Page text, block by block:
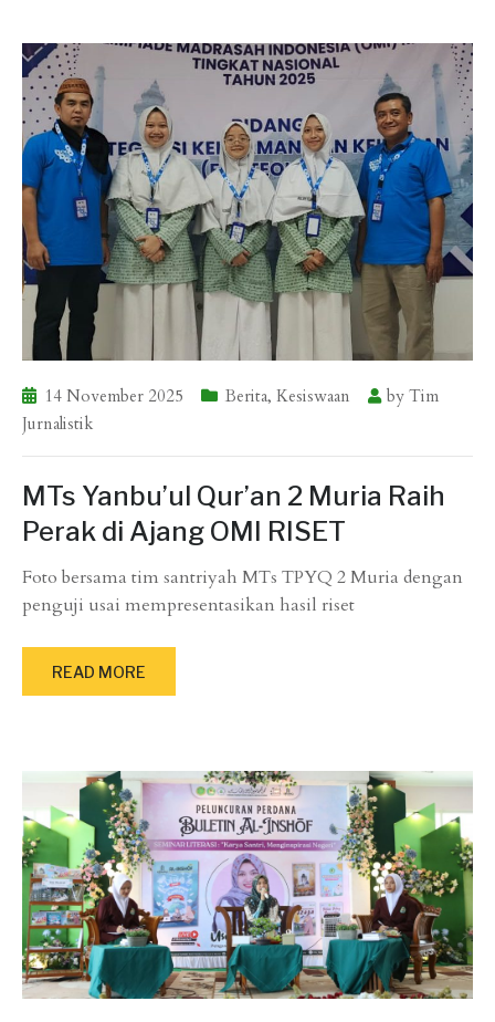
14 November 2025 Berita, Kesiswaan by Tim
Jurnalistik
MTs Yanbu’ul Qur’an 2 Muria Raih
Perak di Ajang OMI RISET
Foto bersama tim santriyah MTs TPYQ 2 Muria dengan
penguji usai mempresentasikan hasil riset
READ MORE